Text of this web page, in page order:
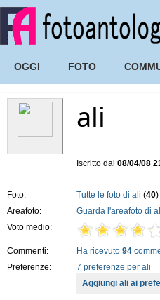
OGGI FOTO
ali
Iscritto dal 08/04/08
Foto: Tutte le foto di ali (40)
Areafoto:
Guarda l'areafoto di
Voto medio:
Commenti: Ha ricevuto 94
Preferenze:
7 preferenze per ali
Aggiungi ali ai